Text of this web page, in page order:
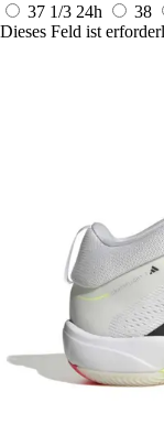
37 1/3 24h 38
Dieses Feld ist